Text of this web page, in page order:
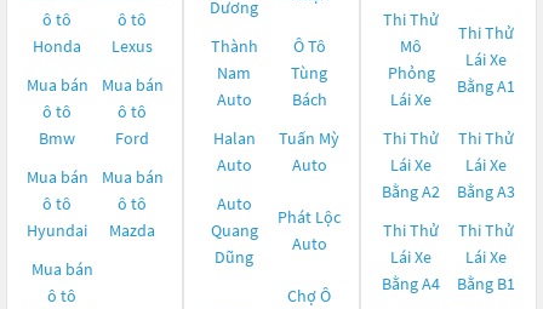
ô tô
Honda
ô tô
Lexus
Mua bán
ô tô
Bmw
Mua bán
ô tô
Ford
Mua bán
ô tô
Hyundai
Mua bán
ô tô
Mazda
Mua bán
ô tô
Dương
Thành
Nam
Auto
Ô Tô
Tùng
Bách
Halan
Auto
Tuấn Mỳ
Auto
Auto
Quang
Dũng
Phát Lộc
Auto
Chợ Ô
Thi Thử
Mô
Phỏng
Lái Xe
Thi Thử
Lái Xe
Bằng A1
Thi Thử
Lái Xe
Bằng A2
Thi Thử
Lái Xe
Bằng A3
Thi Thử
Lái Xe
Bằng A4
Thi Thử
Lái Xe
Bằng B1